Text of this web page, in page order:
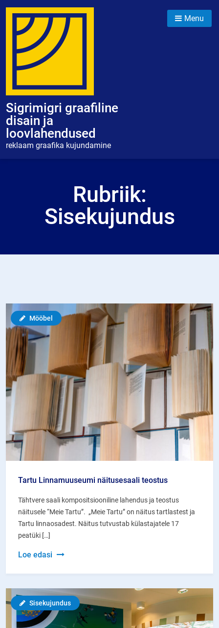
Skip
content
Sigrimigri graafiline
disain ja
loovlahendused
reklaam graafika kujundamine
Menu
Rubriik:
Sisekujundus
Mööbel
Tartu Linnamuuseumi näitusesaali teostus
Tähtvere saali kompositsiooniline lahendus ja teostus
näitusele “Meie Tartu”. „Meie Tartu” on näitus tartlastest ja
Tartu linnaosadest. Näitus tutvustab külastajatele 17
peatüki […]
Loe edasi
Tartu
Sisekujundus